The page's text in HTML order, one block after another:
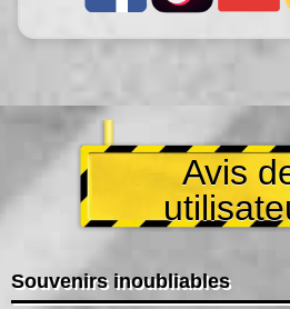
Avis
Souvenirs inoubliables